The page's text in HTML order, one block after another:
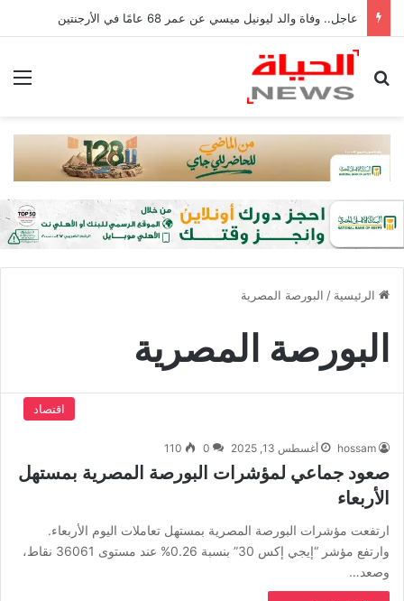
عاجل.. وفاة والد ليونيل ميسي عن عمر 68 عامًا في الأرجنتين
بحث عن
الرئيسية / البورصة المصرية
البورصة المصرية
اقتصاد
hossam أغسطس 13, 2025 0
110
صعود جماعي لمؤشرات البورصة المصرية بمستهل
الأربعاء
ارتفعت مؤشرات البورصة المصرية بمستهل تعاملات اليوم الأربعاء.
وارتفع مؤشر “إيجي إكس 30” بنسبة 0.26% عند مستوى 36061 نقاط،
وصعد…